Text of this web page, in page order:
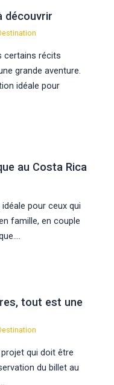
découvrir
certains récits
grande aventure.
idéale pour
au Costa Rica
pour ceux qui
famille, en couple
tout est une
qui doit être
du billet au